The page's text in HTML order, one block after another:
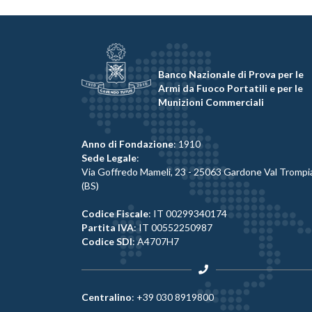
Banco Nazionale di Prova per le
Armi da Fuoco Portatili e per le
Munizioni Commerciali
Anno di Fondazione: 1910
Sede Legale:
Via Goffredo Mameli, 23 - 25063 Gardone Val
(BS)
Codice Fiscale: IT 00299340174
Partita IVA: IT 00552250987
Codice SDI: A4707H7
Centralino: +39 030 8919800